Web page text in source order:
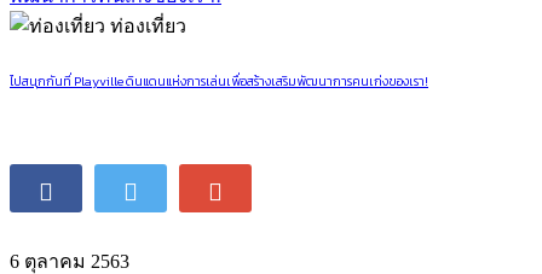
ท่องเที่ยว
ไปสนุกกันที่ Playville ดินแดนแห่งการเล่นเพื่อสร้างเสริมพัฒนาการคนเก่งของเรา!
6 ตุลาคม 2563